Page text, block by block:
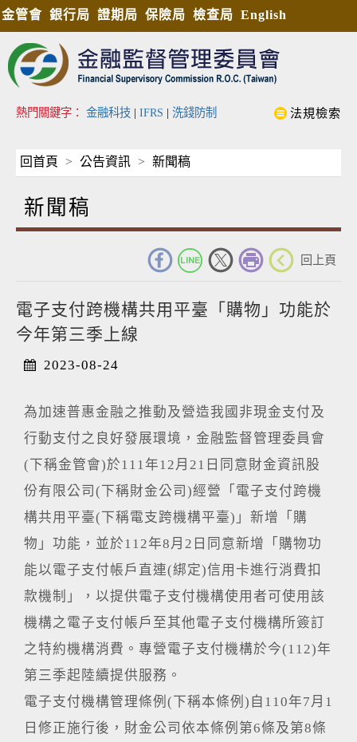
金管會 銀行局 證期局 保險局 檢查局 English
熱門關鍵字： 金融科技 | IFRS | 洗錢防制 法規檢索
回首頁 公告資訊 新聞稿
新聞稿
回上頁
電子支付跨機構共用平臺「購物」功能於
今年第三季上線
2023-08-24
為加速普惠金融之推動及營造我國非現金支付及
行動支付之良好發展環境，金融監督管理委員會
(下稱金管會)於111年12月21日同意財金資訊股
份有限公司(下稱財金公司)經營「電子支付跨機
構共用平臺(下稱電支跨機構平臺)」新增「購
物」功能，並於112年8月2日同意新增「購物功
能以電子支付帳戶直連(綁定)信用卡進行消費扣
款機制」，以提供電子支付機構使用者可使用該
機構之電子支付帳戶至其他電子支付機構所簽訂
之特約機構消費。專營電子支付機構於今(112)年
第三季起陸續提供服務。
電子支付機構管理條例(下稱本條例)自110年7月1
日修正施行後，財金公司依本條例第6條及第8條